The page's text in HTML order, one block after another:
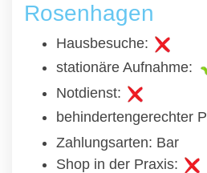
Rosenhagen
Hausbesuche:
stationäre Aufnahme:
Notdienst:
behindertengerechter
Zahlungsarten: Bar
Shop in der Praxis: